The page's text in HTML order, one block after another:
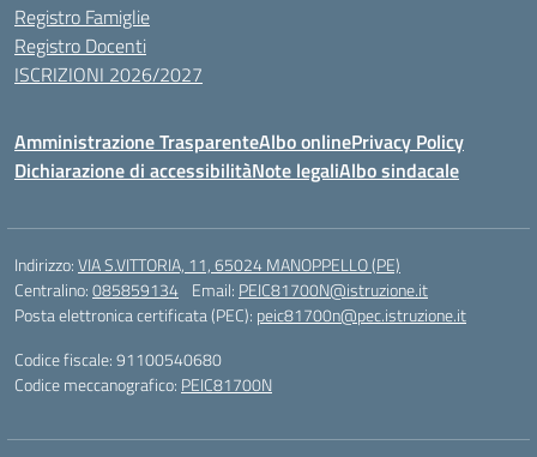
Registro Famiglie
Registro Docenti
ISCRIZIONI 2026/2027
Amministrazione TrasparenteAlbo onlinePrivacy Policy
Dichiarazione di accessibilitàNote legaliAlbo sindacale
Indirizzo:VIA S.VITTORIA, 11, 65024 MANOPPELLO (PE)
Centralino:085859134 Email: PEIC81700N@istruzione.it
Posta elettronica certificata (PEC): peic81700n@pec.istruzione.it
Codice fiscale: 91100540680
Codice meccanografico: PEIC81700N